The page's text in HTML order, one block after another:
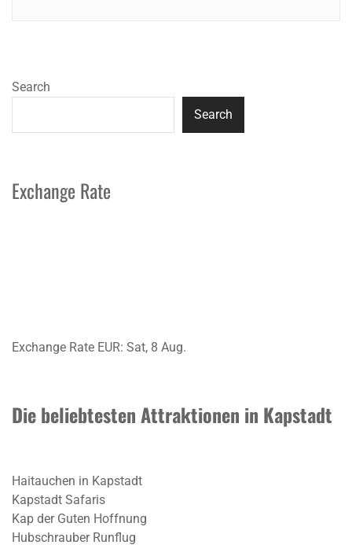
Search
Search
Exchange Rate
Exchange Rate EUR: Sat, 8 Aug.
Die beliebtesten Attraktionen in Kapstadt
Haitauchen in Kapstadt
Kapstadt Safaris
Kap der Guten Hoffnung
Hubschrauber Runflug